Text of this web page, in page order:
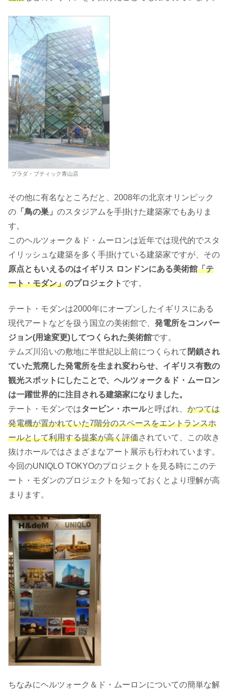
プラダ・ブティック青山店
その他に有名なところだと、2008年の北京オリンピック
の 「鳥の巣」 のスタジアムを手掛けた建築家でもありま
す。
このヘルツォーク＆ド・ムーロンは近年では現代的でスタ
イリッシュな建築を多く手掛けている建築家ですが、その
原点ともいえるのはイギリス ロンドンにある美術館「テ
ート・モダン」のプロジェクト です。
テート・モダンは2000年にオープンしたイギリスにある
現代アートなどを扱う国立の美術館で、 発電所をコンバー
ジョン(用途変更)してつくられた美術館です。
テムズ川沿いの敷地に半世紀以上前につくられて 閉鎖され
ていた荒廃した発電所を生まれ変わらせ、イギリス有数の
観光スポットにしたことで、ヘルツォーク＆ド・ムーロン
は一躍世界的に注目される建築家になりました。
テート・モダンではタービン・ホールと呼ばれ、 かつては
発電機が置かれていた7階分のスペースをエントランスホ
ールとして利用する提案が高く評価されていて、この吹き
抜けホールではさまざまなアート展示も行われています。
今回のUNIQLO TOKYOのプロジェクトを見る時にこのテ
ート・モダンのプロジェクトを知っておくとより理解が高
まります。
ちなみにヘルツォーク＆ド・ムーロンについての簡単な解